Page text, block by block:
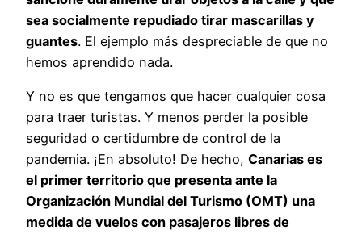
sea socialmente repudiado tirar mascarillas y
guantes. El ejemplo más despreciable de que no
hemos aprendido nada.
Y no es que tengamos que hacer cualquier cosa
para traer turistas. Y menos perder la posible
seguridad o certidumbre de control de la
pandemia. ¡En absoluto! De hecho, Canarias es
el primer territorio que presenta ante la
Organización Mundial del Turismo (OMT) una
medida de vuelos con pasajeros libres de